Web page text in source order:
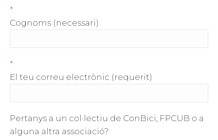
*
Cognoms (necessari)
*
El teu correu electrònic (requerit)
Pertanys a un col·lectiu de ConBici, FPCUB o a
alguna altra associació?